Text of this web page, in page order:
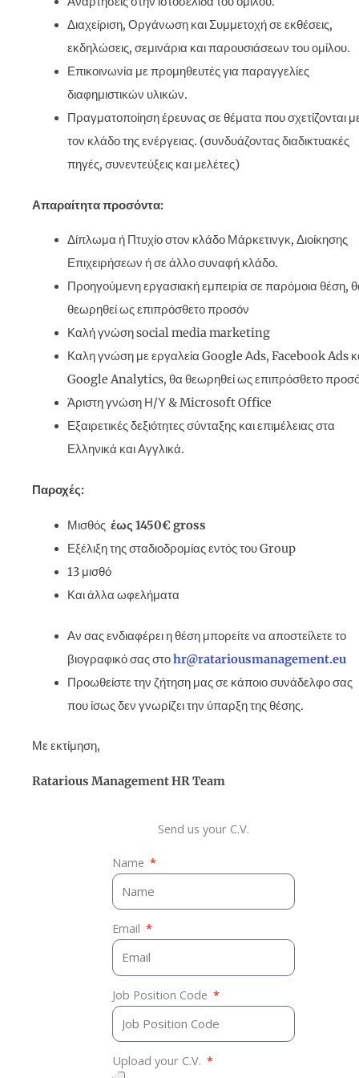
Διαχείριση, Οργάνωση και Συμμετοχή σε εκθέσεις,
εκδηλώσεις, σεμινάρια και παρουσιάσεων του ομίλου.
Επικοινωνία με προμηθευτές για παραγγελίες
διαφημιστικών υλικών.
Πραγματοποίηση έρευνας σε θέματα που σχετίζονται
τον κλάδο της ενέργειας. (συνδυάζοντας διαδικτυακές
πηγές, συνεντεύξεις και μελέτες)
Απαραίτητα προσόντα:
Δίπλωμα ή Πτυχίο στον κλάδο Μάρκετινγκ, Διοίκησης
Επιχειρήσεων ή σε άλλο συναφή κλάδο.
Προηγούμενη εργασιακή εμπειρία σε παρόμοια θέση,
θεωρηθεί ως επιπρόσθετο προσόν
Καλή γνώση social media marketing
Καλη γνώση με εργαλεία Google Αds, Facebook Ads
Google Analytics, θα θεωρηθεί ως επιπρόσθετο
Άριστη γνώση Η/Υ & Microsoft Office
Εξαιρετικές δεξιότητες σύνταξης και επιμέλειας στα
Ελληνικά και Αγγλικά.
Παροχές:
Μισθός έως 1450€ gross
Εξέλιξη της σταδιοδρομίας εντός του Group
13 μισθό
Και άλλα ωφελήματα
Αν σας ενδιαφέρει η θέση μπορείτε να αποστείλετε το
βιογραφικό σας στοhr@ratariousmanagement.eu
Προωθείστε την ζήτηση μας σε κάποιο συνάδελφο σας
που ίσως δεν γνωρίζει την ύπαρξη της θέσης.
Με εκτίμηση,
Ratarious ManagementHR Team
Send us your C.V.
Name
Email
Job Position Code
Upload your C.V.